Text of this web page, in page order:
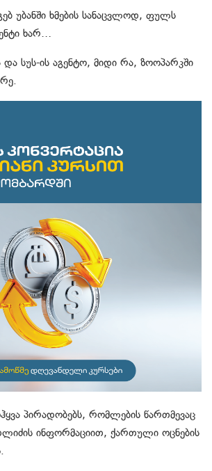
უბანში ხმების სანაცვლოდ, ფულს
ხარ…
სუს-ის აგენტო, მიდი რა, ზოოპარკში
პირადობებს, რომლების წართმევაც
ინფორმაციით, ქართული ოცნების